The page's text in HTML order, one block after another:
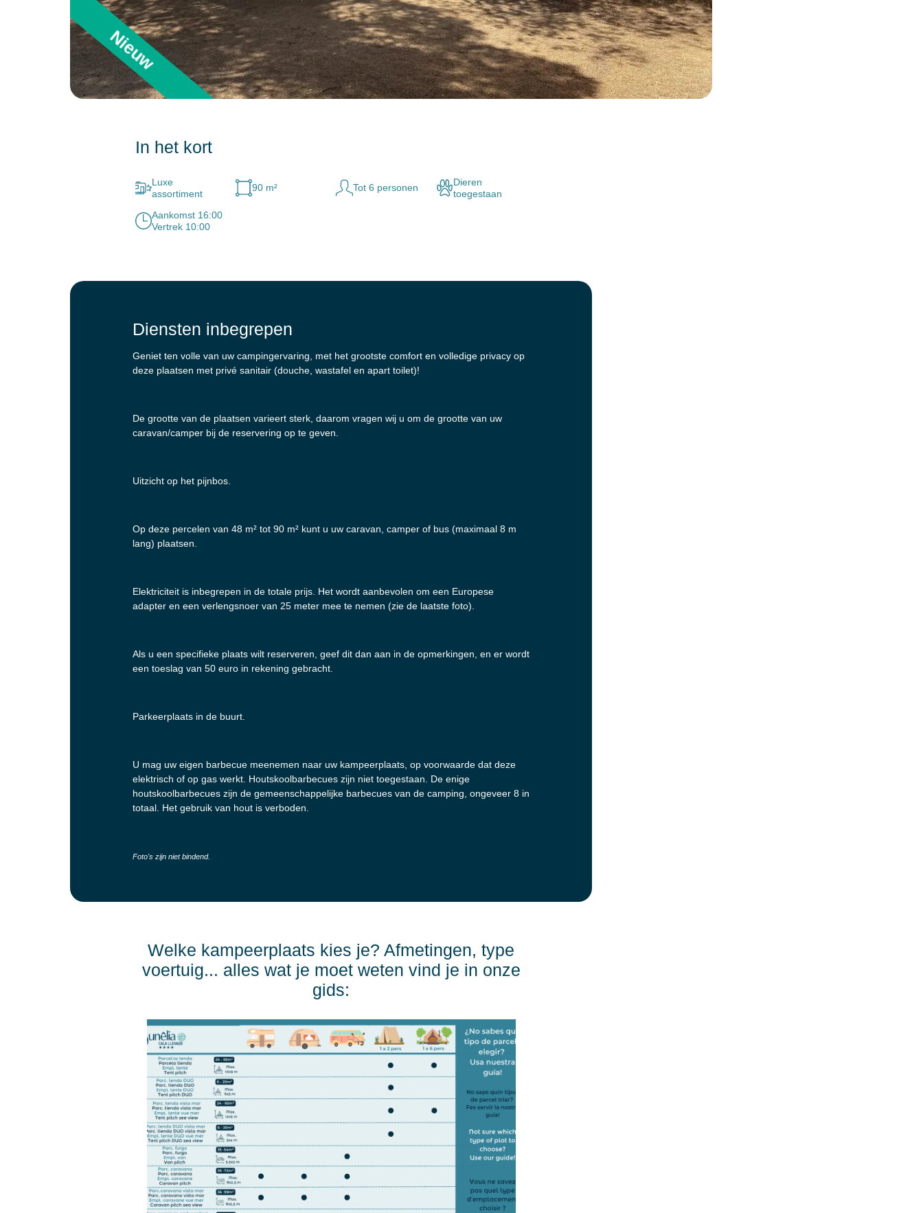
Nieuw
In het kort
Luxe
assortiment
90 m² Tot 6 personen
Dieren
toegestaan
Aankomst 16:00
Vertrek 10:00
Diensten inbegrepen
Geniet ten volle van uw campingervaring, met het grootste comfort en volledige privacy op
deze plaatsen met privé sanitair (douche, wastafel en apart toilet)!
De grootte van de plaatsen varieert sterk, daarom vragen wij u om de grootte van uw
caravan/camper bij de reservering op te geven.
Uitzicht op het pijnbos.
Op deze percelen van 48 m² tot 90 m² kunt u uw caravan, camper of bus (maximaal 8 m
lang) plaatsen.
Elektriciteit is inbegrepen in de totale prijs. Het wordt aanbevolen om een Europese
adapter en een verlengsnoer van 25 meter mee te nemen (zie de laatste foto).
Als u een specifieke plaats wilt reserveren, geef dit dan aan in de opmerkingen, en er wordt
een toeslag van 50 euro in rekening gebracht.
Parkeerplaats in de buurt.
U mag uw eigen barbecue meenemen naar uw kampeerplaats, op voorwaarde dat deze
elektrisch of op gas werkt. Houtskoolbarbecues zijn niet toegestaan. De enige
houtskoolbarbecues zijn de gemeenschappelijke barbecues van de camping, ongeveer 8 in
totaal. Het gebruik van hout is verboden.
Foto's zijn niet bindend.
Welke kampeerplaats kies je? Afmetingen, type
voertuig... alles wat je moet weten vind je in onze
gids: